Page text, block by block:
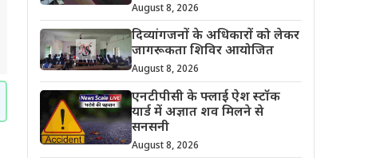
August 8, 2026
दिव्यांगजनों के अधिकारों को लेकर
जागरूकता शिविर आयोजित
August 8, 2026
एनटीपीसी के फ्लाई ऐश स्टॉक
यार्ड में अज्ञात शव मिलने से
सनसनी
August 8, 2026